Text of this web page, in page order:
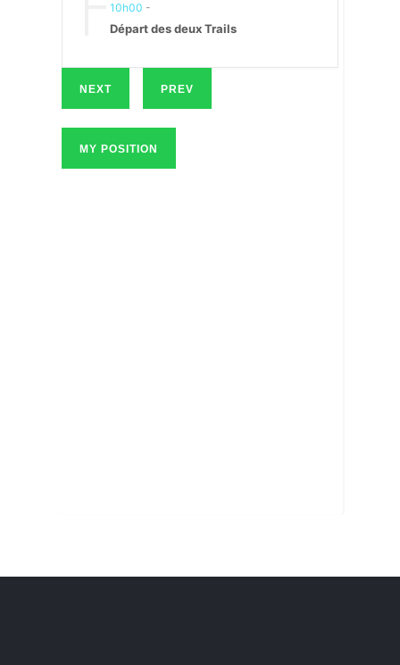
10h00 -
Départ des deux Trails
NEXT PREV
MY POSITION